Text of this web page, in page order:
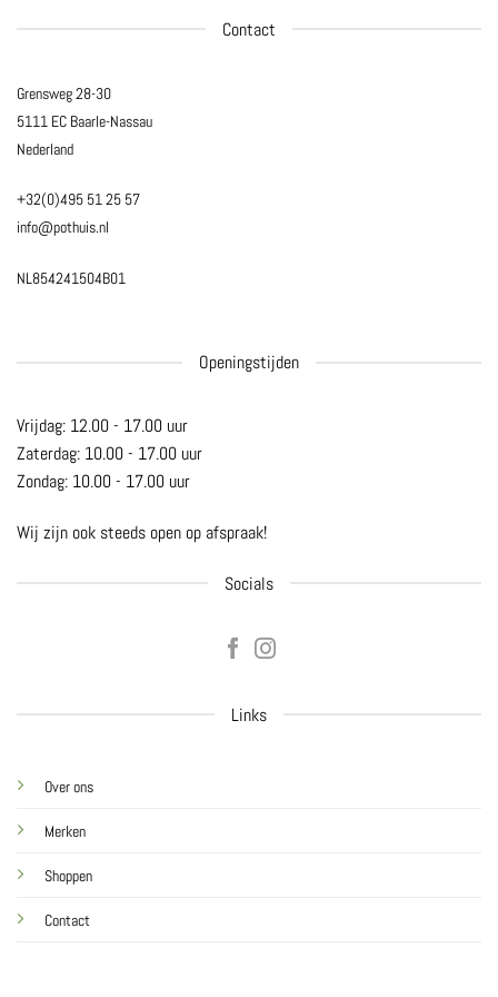
Contact
Grensweg 28-30
5111 EC Baarle-Nassau
Nederland
+32(0)495 51 25 57
info@pothuis.nl
NL854241504B01
Links
Over ons
Merken
Shoppen
Contact
Openingstijden
Vrijdag: 12.00 - 17.00 uur
Zaterdag: 10.00 - 17.00 uur
Zondag: 10.00 - 17.00 uur
Wij zijn ook steeds open op afspraak!
Socials